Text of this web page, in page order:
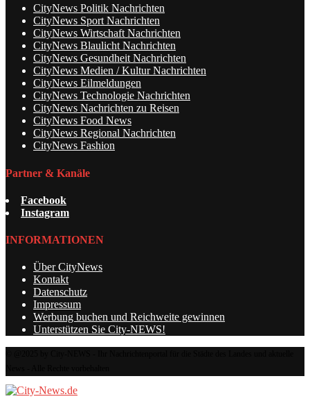
CityNews Politik Nachrichten
CityNews Sport Nachrichten
CityNews Wirtschaft Nachrichten
CityNews Blaulicht Nachrichten
CityNews Gesundheit Nachrichten
CityNews Medien / Kultur Nachrichten
CityNews Eilmeldungen
CityNews Technologie Nachrichten
CityNews Nachrichten zu Reisen
CityNews Food News
CityNews Regional Nachrichten
CityNews Fashion
Partner & Kanäle
Facebook
Instagram
INFORMATIONEN
Über CityNews
Kontakt
Datenschutz
Impressum
Werbung buchen und Reichweite gewinnen
Unterstützen Sie City-NEWS!